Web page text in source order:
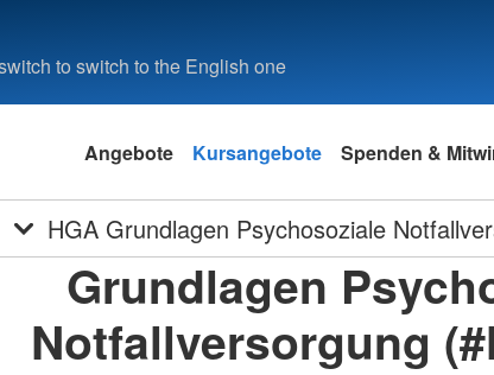
to switch to the English one
Angebote Kursangebote Spenden &
HGA Grundlagen Psychosoziale
Grundlagen
Notfallversorgung